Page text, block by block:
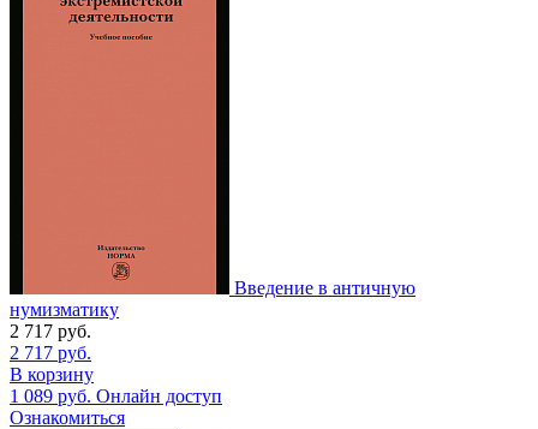
Введение в античную
нумизматику
2 717 руб.
2 717 руб.
В корзину
1 089 руб. Онлайн доступ
Ознакомиться